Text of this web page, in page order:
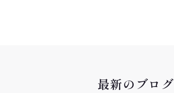
最新のブログ